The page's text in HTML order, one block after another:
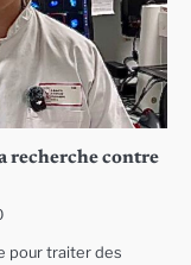
recherche contre
pour traiter des